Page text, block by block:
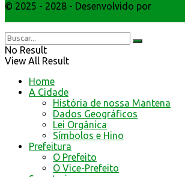
© 2025 - 2028 - Desenvolvido por
No Result
View All Result
Home
A Cidade
História de nossa Mantena
Dados Geográficos
Lei Orgânica
Símbolos e Hino
Prefeitura
O Prefeito
O Vice-Prefeito